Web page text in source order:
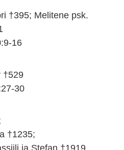
†395; Melitene psk.
16
†529
30
†1235;
ja Stefan †1919